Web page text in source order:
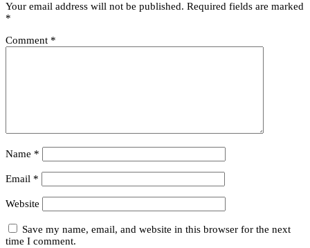
Your email address will not be published. Required fields are marked
*
Comment *
Name *
Email *
Website
Save my name, email, and website in this browser for the next
time I comment.